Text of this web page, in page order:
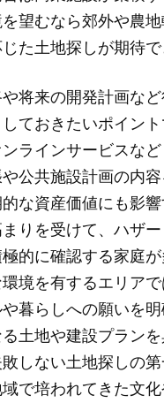
望むなら郊外や農
た土地探しが期待で
将来の開発計画な
ておきたいポイン
ラインサービスな
公共施設計画の内
な資産価値にも影響
りを受けて、ハザ
的に確認する家庭
境を有するエリア
暮らしへの願いを明
土地や建設プラン
しない土地探しの第
で培われてきた文